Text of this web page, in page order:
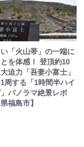
「火山帯」の一端に
を体感！ 登頂約10
迫力「吾妻小富士」
周する「1時間半ハイ
パノラマ絶景レポ
福島市】